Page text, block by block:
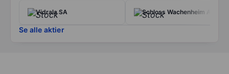
Vidrala SA Schloss Wachenheim AG
Se alle aktier